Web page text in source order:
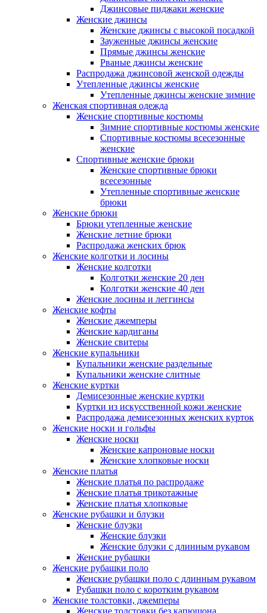
Джинсовые пиджаки женские
Женские джинсы
Женские джинсы с высокой посадкой
Зауженные джинсы женские
Прямые джинсы женские
Рваные джинсы женские
Распродажа джинсовой женской одежды
Утепленные джинсы женские
Утепленные джинсы женские зимние
Женская спортивная одежда
Женские спортивные костюмы
Зимние спортивные костюмы женские
Спортивные костюмы всесезонные
женские
Спортивные женские брюки
Женские спортивные брюки
всесезонные
Утепленные спортивные женские
брюки
Женские брюки
Брюки утепленные женские
Женские летние брюки
Распродажа женских брюк
Женские колготки и лосины
Женские колготки
Колготки женские 20 ден
Колготки женские 40 ден
Женские лосины и леггинсы
Женские кофты
Женские джемперы
Женские кардиганы
Женские свитеры
Женские купальники
Купальники женские раздельные
Купальники женские слитные
Женские куртки
Демисезонные женские куртки
Куртки из искусственной кожи женские
Распродажа демисезонных женских курток
Женские носки и гольфы
Женские носки
Женские капроновые носки
Женские хлопковые носки
Женские платья
Женские платья по распродаже
Женские платья трикотажные
Женские платья хлопковые
Женские рубашки и блузки
Женские блузки
Женские блузки
Женские блузки с длинным рукавом
Женские рубашки
Женские рубашки поло
Женские рубашки поло с длинным рукавом
Рубашки поло с коротким рукавом
Женские толстовки, джемперы
Женские толстовки без капюшона